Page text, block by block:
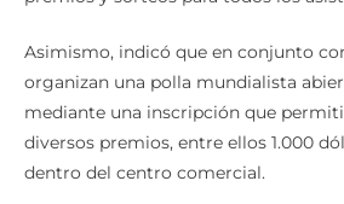
Asimismo, indicó que en conjunto
organizan una polla mundialista
mediante una inscripción que
diversos premios, entre ellos 1.000
dentro del centro comercial.